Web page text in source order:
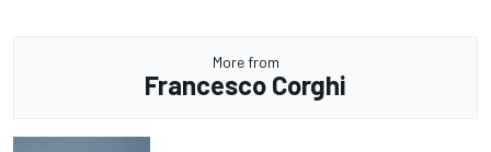
More from
Francesco Corghi